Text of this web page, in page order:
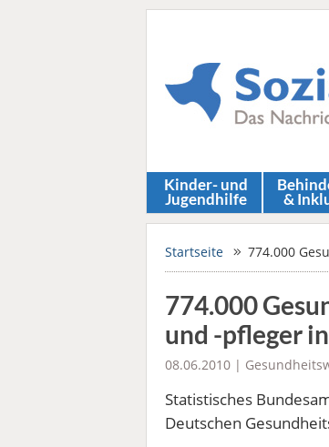
Kinder- und
Jugendhilfe &
Startseite 774.000
774.000
und -pfleger
08.06.2010 |
Statistisches
Deutschen